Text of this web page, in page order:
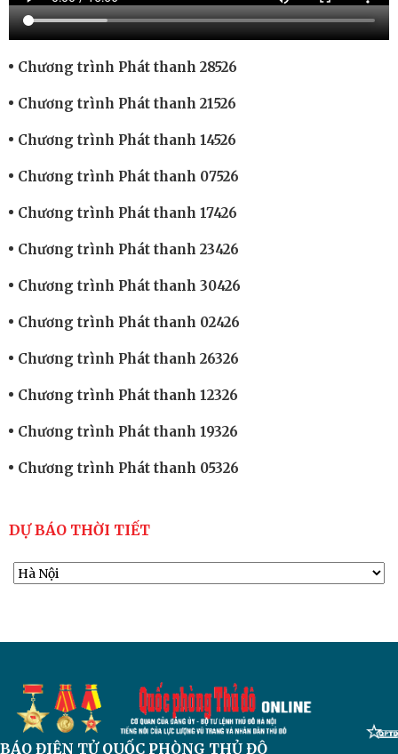
Chương trình Phát thanh 28526
Chương trình Phát thanh 21526
Chương trình Phát thanh 14526
Chương trình Phát thanh 07526
Chương trình Phát thanh 17426
Chương trình Phát thanh 23426
Chương trình Phát thanh 30426
Chương trình Phát thanh 02426
Chương trình Phát thanh 26326
Chương trình Phát thanh 12326
Chương trình Phát thanh 19326
Chương trình Phát thanh 05326
DỰ BÁO THỜI TIẾT
BÁO ĐIỆN TỬQUỐC PHÒNG THỦ ĐÔ